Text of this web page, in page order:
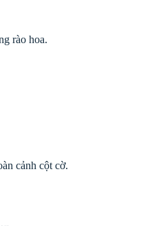
rào hoa.
cảnh cột cờ.